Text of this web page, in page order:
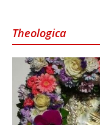
Theologica